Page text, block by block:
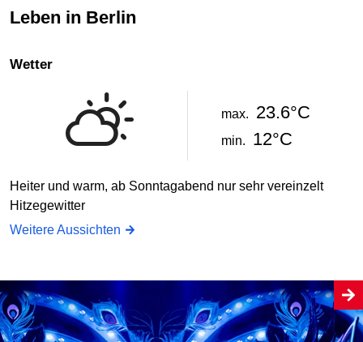
Leben in Berlin
Wetter
max. 23.6°C
min. 12°C
Heiter und warm, ab Sonntagabend nur sehr vereinzelt
Hitzegewitter
Weitere Aussichten